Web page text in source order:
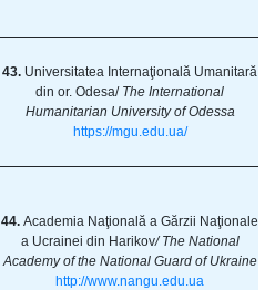
43. Universitatea Internaţională Umanitară
din or. Odesa/The International
Humanitarian University of Odessa
https://mgu.edu.ua/
44. Academia Naţională a Gărzii Naţionale
a Ucrainei din Harikov/ The National
Academy of the National Guard of Ukraine
http://www.nangu.edu.ua